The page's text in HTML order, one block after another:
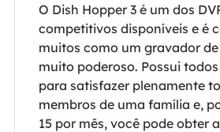
O Dish Hopper 3 é um dos
competitivos disponíveis e é
muitos como um gravador
muito poderoso. Possui
para satisfazer plenamente
membros de uma família e,
15 por mês, você pode obter